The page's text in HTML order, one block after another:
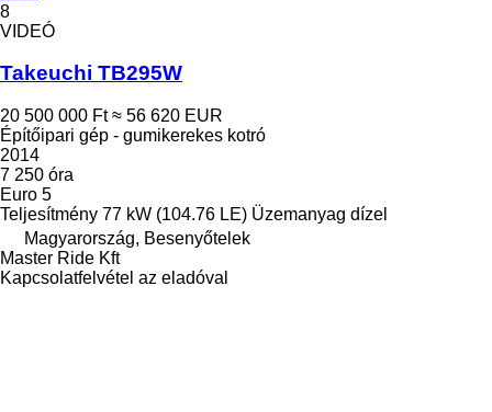
8
VIDEÓ
Takeuchi TB295W
20 500 000 Ft ≈ 56 620 EUR
Építőipari gép - gumikerekes kotró
2014
7 250 óra
Euro 5
Teljesítmény 77 kW (104.76 LE) Üzemanyag dízel
Magyarország, Besenyőtelek
Master Ride Kft
Kapcsolatfelvétel az eladóval